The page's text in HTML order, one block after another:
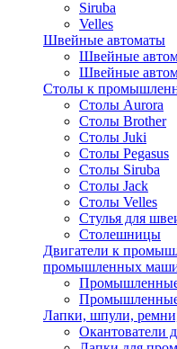
Siruba
Velles
Швейные автоматы
Швейные
Швейные
Столы к
Столы Aurora
Столы Brother
Столы Juki
Столы Pegasus
Столы Siruba
Столы Jack
Столы Velles
Стулья для
Столешницы
Двигатели к
промышленных
Лапки, шпули,
Окантователи